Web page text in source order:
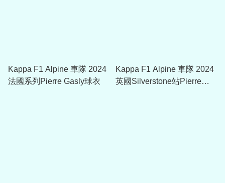
Kappa F1 Alpine 車隊 2024
法國系列Pierre Gasly球衣
Kappa F1 Alpine 車隊 2024
英國Silverstone站Pierre